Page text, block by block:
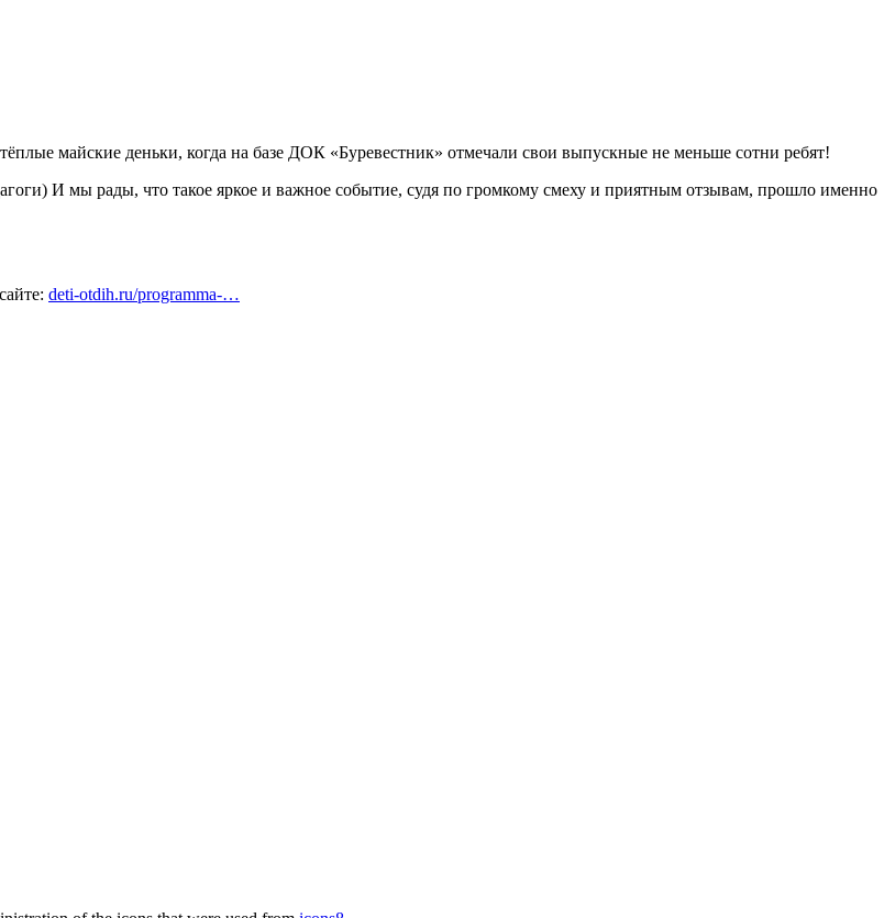
майские деньки, когда на базе ДОК «Буревестник» отмечали свои выпускные не меньше сотни ребят!
И мы рады, что такое яркое и важное событие, судя по громкому смеху и приятным отзывам, прошло именно
deti-otdih.ru/programma-…